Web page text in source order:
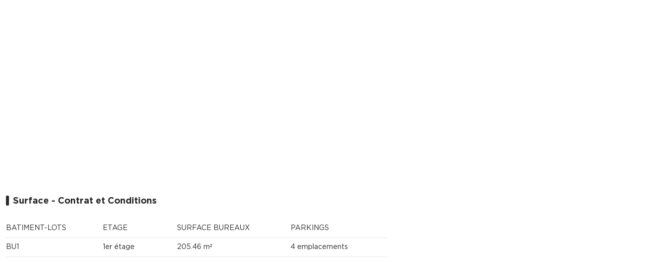
Surface - Contrat et Conditions
BATIMENT-LOTS ETAGE SURFACE BUREAUX PARKINGS
BU1 1er étage 205.46 m² 4 emplacements